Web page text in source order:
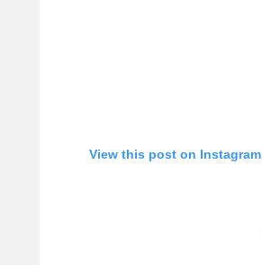
View this post on Instagram